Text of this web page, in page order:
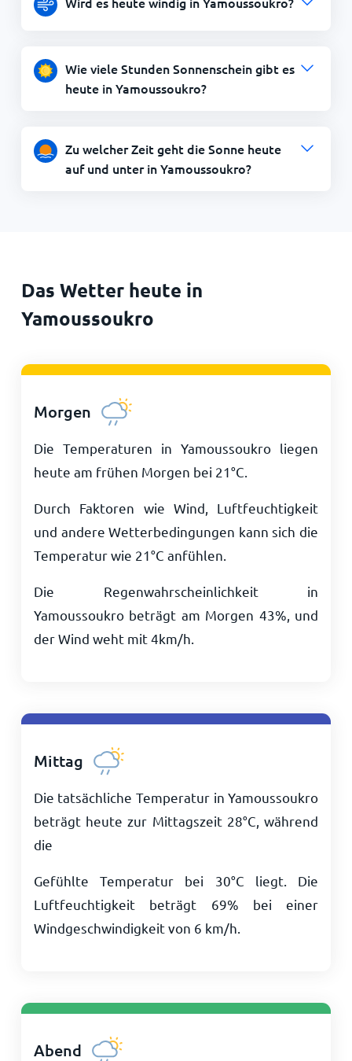
Wie viele Stunden Sonnenschein gibt es
heute in Yamoussoukro?
Zu welcher Zeit geht die Sonne heute
auf und unter in Yamoussoukro?
Das Wetter heute in
Yamoussoukro
Morgen
Die Temperaturen in Yamoussoukro liegen
heute am frühen Morgen bei 21°C
Durch Faktoren wie Wind, Luftfeuchtigkeit
und andere Wetterbedingungen kann sich die
Temperatur wie 21°C anfühlen.
Die Regenwahrscheinlichkeit in
Yamoussoukro beträgt am Morgen 43%, und
der Wind weht mit4km/h
Mittag
Die tatsächliche Temperatur in Yamoussoukro
beträgt heute zur Mittagszeit 28°C , während
die
Gefühlte Temperatur bei 30°C liegt. Die
Luftfeuchtigkeit beträgt 69% bei einer
Windgeschwindigkeit von 6 km/h
Abend